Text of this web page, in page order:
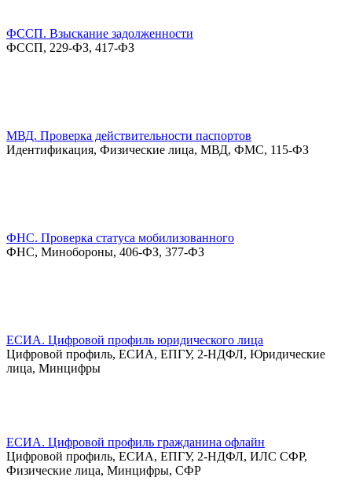
ФССП. Взыскание задолженности
ФССП, 229-ФЗ, 417-ФЗ
МВД. Проверка действительности паспортов
Идентификация, Физические лица, МВД, ФМС, 115-ФЗ
ФНС. Проверка статуса мобилизованного
ФНС, Минобороны, 406-ФЗ, 377-ФЗ
ЕСИА. Цифровой профиль юридического лица
Цифровой профиль, ЕСИА, ЕПГУ, 2-НДФЛ, Юридические
лица, Минцифры
ЕСИА. Цифровой профиль гражданина офлайн
Цифровой профиль, ЕСИА, ЕПГУ, 2-НДФЛ, ИЛС СФР,
Физические лица, Минцифры, СФР